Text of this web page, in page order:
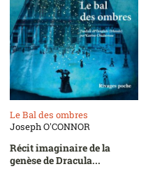
Le Bal des ombres
Joseph O'CONNOR
Récit imaginaire de la
genèse de Dracula...